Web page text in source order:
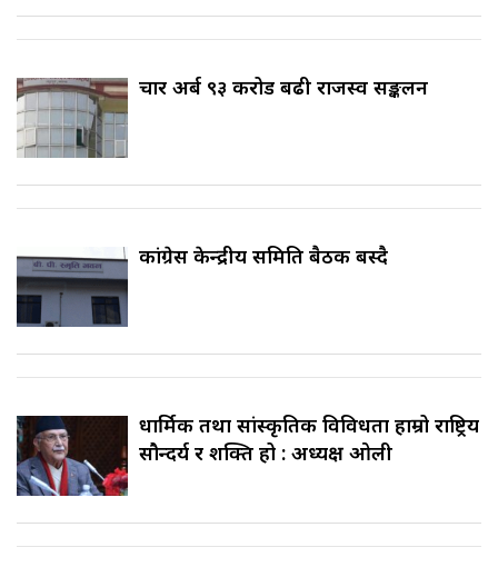
चार अर्ब ९३ करोड बढी राजस्व सङ्कलन
कांग्रेस केन्द्रीय समिति बैठक बस्दै
धार्मिक तथा सांस्कृतिक विविधता हाम्रो राष्ट्रिय
सौन्दर्य र शक्ति हो : अध्यक्ष ओली